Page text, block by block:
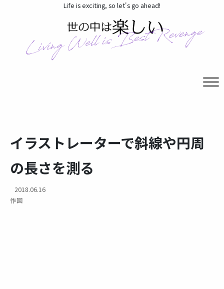
Life is exciting, so let's go ahead!
イラストレーターで斜線や円周
の長さを測る
2018.06.16
作図